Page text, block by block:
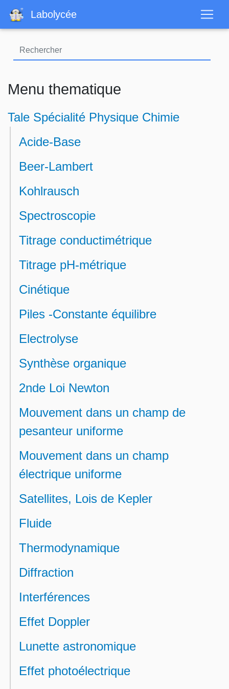
contenu
Labolycée
Menu thematique
Tale Spécialité Physique Chimie
Acide-Base
Beer-Lambert
Kohlrausch
Spectroscopie
Titrage conductimétrique
Titrage pH-métrique
Cinétique
Piles -Constante équilibre
Electrolyse
Synthèse organique
2nde Loi Newton
Mouvement dans un champ de
pesanteur uniforme
Mouvement dans un champ
électrique uniforme
Satellites, Lois de Kepler
Fluide
Thermodynamique
Diffraction
Interférences
Effet Doppler
Lunette astronomique
Effet photoélectrique